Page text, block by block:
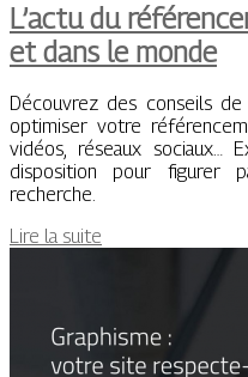
L’actu du
et dans le monde
Découvrez des conseils
optimiser votre
vidéos, réseaux
disposition pour figurer
recherche.
Lire la suite